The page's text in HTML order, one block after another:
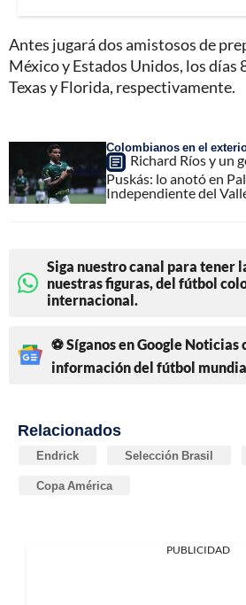
Antes jugará dos amistosos de
México y Estados Unidos, los días
Texas y Florida, respectivamente.
Colombianos en el
Richard Ríos y un
Puskás: lo anotó en
Independiente del
Siga nuestro canal para tener
nuestras figuras, del fútbol
internacional.
⚽ Síganos en Google Noticias
información del fútbol
Relacionados
Endrick Selección Brasil
Copa América
PUBLICIDAD